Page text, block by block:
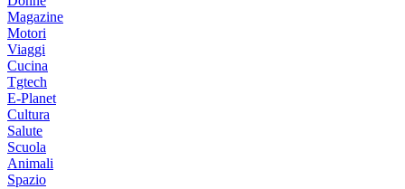
Magazine
Motori
Viaggi
Cucina
Tgtech
E-Planet
Cultura
Salute
Scuola
Animali
Spazio